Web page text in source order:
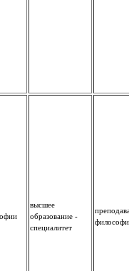
высшее
образование -
специалитет